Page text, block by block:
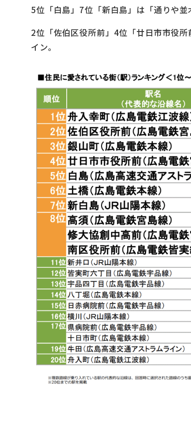
5位「白島」7位「新白島」は「通りや
2位「佐伯区役所前」4位「廿日市市役
イン。